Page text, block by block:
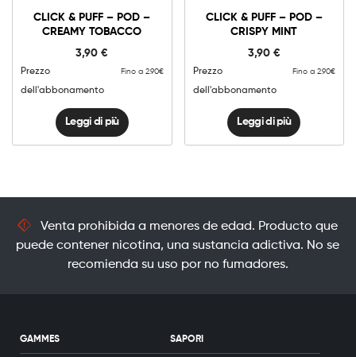
CLICK & PUFF – POD –
CREAMY TOBACCO
3,90€
Prezzo
dell'abbonamento
Fino a 2.90€
Leggi di più
CLICK & PUFF – POD –
CRISPY MINT
3,90 €
Prezzo
dell'abbonamento
Fino a 2.90€
Leggi di più
Venta prohibida a menores de edad. Producto que
puede contener nicotina, una sustancia adictiva. No se
recomienda su uso por no fumadores.
GAMMES SAPORI